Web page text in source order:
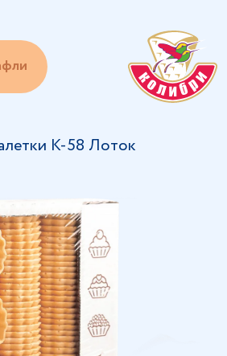
К-58 Лоток